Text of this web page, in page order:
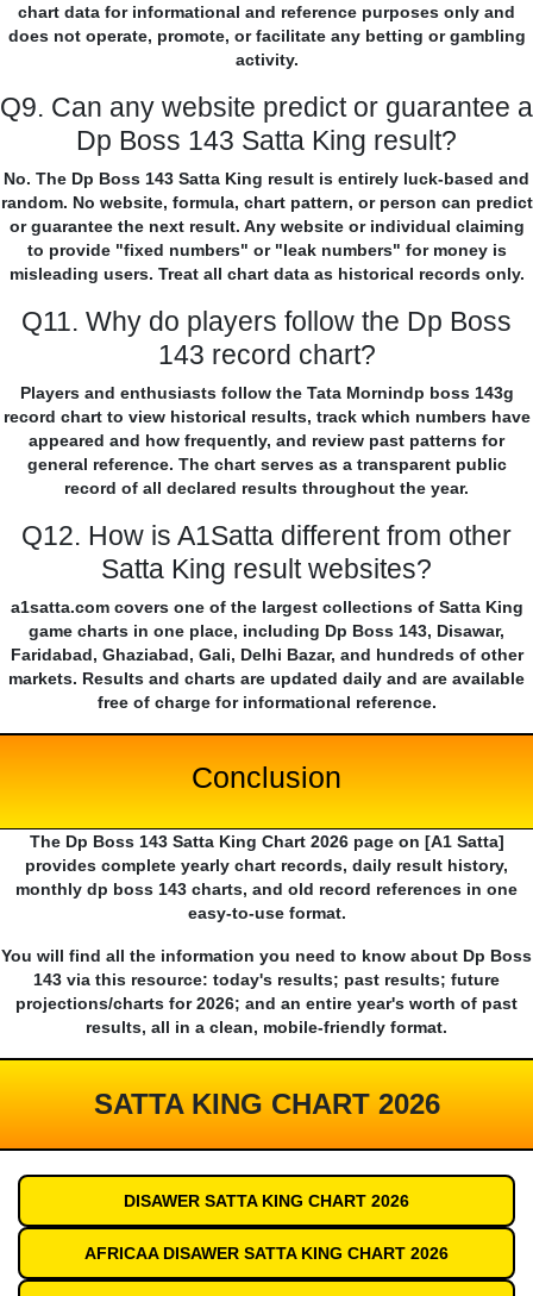
chart data for informational and reference purposes only and
does not operate, promote, or facilitate any betting or gambling
activity.
Q9. Can any website predict or guarantee a
Dp Boss 143 Satta King result?
No. The Dp Boss 143 Satta King result is entirely luck-based and
random. No website, formula, chart pattern, or person can predict
or guarantee the next result. Any website or individual claiming
to provide "fixed numbers" or "leak numbers" for money is
misleading users. Treat all chart data as historical records only.
Q11. Why do players follow the Dp Boss
143 record chart?
Players and enthusiasts follow the Tata Mornindp boss 143g
record chart to view historical results, track which numbers have
appeared and how frequently, and review past patterns for
general reference. The chart serves as a transparent public
record of all declared results throughout the year.
Q12. How is A1Satta different from other
Satta King result websites?
a1satta.com covers one of the largest collections of Satta King
game charts in one place, including Dp Boss 143, Disawar,
Faridabad, Ghaziabad, Gali, Delhi Bazar, and hundreds of other
markets. Results and charts are updated daily and are available
free of charge for informational reference.
Conclusion
The Dp Boss 143 Satta King Chart 2026 page on [A1 Satta]
provides complete yearly chart records, daily result history,
monthly dp boss 143 charts, and old record references in one
easy-to-use format.
You will find all the information you need to know about Dp Boss
143 via this resource: today's results; past results; future
projections/charts for 2026; and an entire year's worth of past
results, all in a clean, mobile-friendly format.
SATTA KING CHART 2026
DISAWER SATTA KING CHART 2026
AFRICAA DISAWER SATTA KING CHART 2026